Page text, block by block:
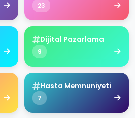
23
Dijital Pazarlama
9
Hasta Memnuniyeti
7